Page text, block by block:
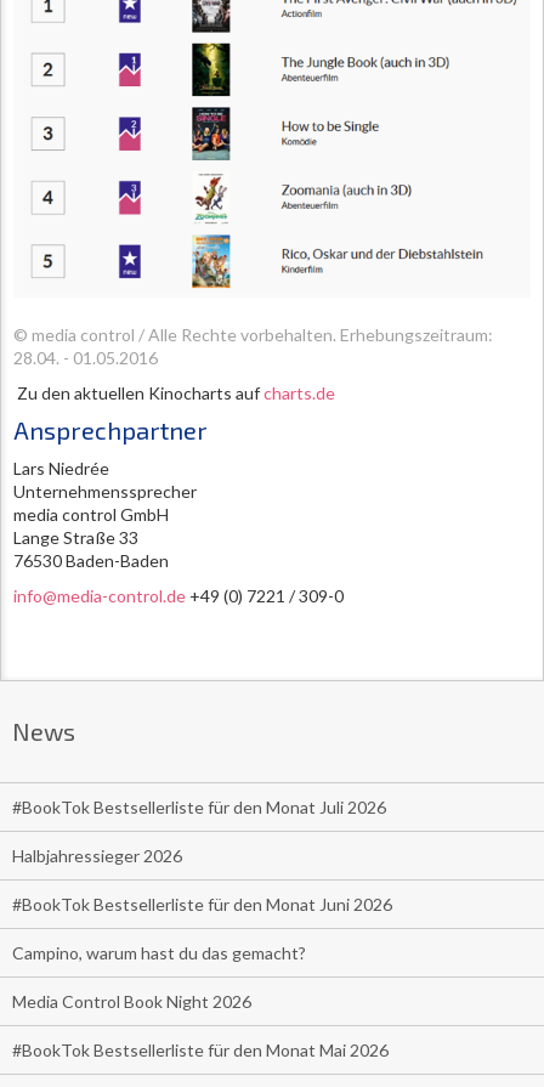
© media control / Alle Rechte vorbehalten. Erhebungszeitraum:
28.04. - 01.05.2016
Zu den aktuellen Kinocharts aufcharts.de
Ansprechpartner
Lars Niedrée
Unternehmenssprecher
media control GmbH
Lange Straße 33
76530 Baden-Baden
info@media-control.de +49 (0) 7221 / 309-0
News
#BookTok Bestsellerliste für den Monat Juli 2026
Halbjahressieger 2026
#BookTok Bestsellerliste für den Monat Juni 2026
Campino, warum hast du das gemacht?
Media Control Book Night 2026
#BookTok Bestsellerliste für den Monat Mai 2026